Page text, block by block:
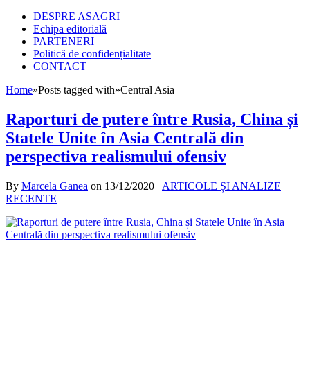
DESPRE ASAGRI
Echipa editorială
PARTENERI
Politică de confidențialitate
CONTACT
Home»Posts tagged with»Central Asia
Raporturi de putere între Rusia, China și
Statele Unite în Asia Centrală din
perspectiva realismului ofensiv
By Marcela Ganea on 13/12/2020
ARTICOLE ȘI ANALIZE
RECENTE